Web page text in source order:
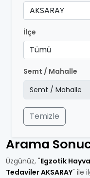
AKSARAY
İlçe
Tümü
Semt / Mahalle
Temizle
Arama
Üzgünüz, "Egzotik
Tedaviler AKSARAY" ile